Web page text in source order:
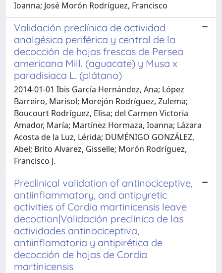
Ioanna; José Morón Rodríguez, Francisco
Validación preclínica de actividad
analgésica periférica y central de la
decocción de hojas frescas de Persea
americana Mill. (aguacate) y Musa x
paradisiaca L. (plátano)
2014-01-01 Ibis García Hernández, Ana; López
Barreiro, Marisol; Morejón Rodríguez, Zulema;
Boucourt Rodríguez, Elisa; del Carmen Victoria
Amador, María; Martínez Hormaza, Ioanna; Lázara
Acosta de la Luz, Lérida; DUMÉNIGO GONZÁLEZ,
Abel; Brito Alvarez, Gisselle; Morón Rodríguez,
Francisco J.
Preclinical validation of antinociceptive,
antiinflammatory, and antipyretic
activities of Cordia martinicensis leave
decoction|Validación preclínica de las
actividades antinociceptiva,
antiinflamatoria y antipirética de
decocción de hojas de Cordia
martinicensis